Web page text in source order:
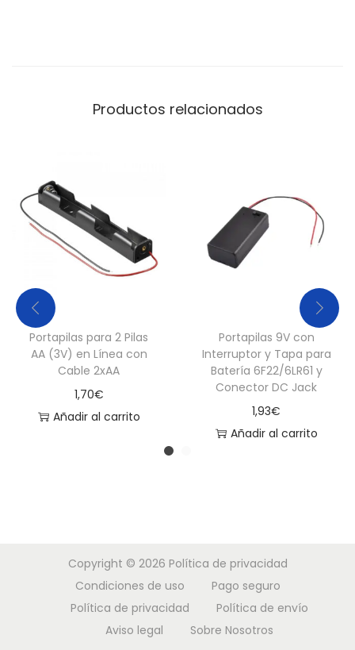
c
a
n
d
a
d
Productos relacionados
Portapilas para 2 Pilas
AA (3V) en Línea con
Cable 2xAA
1,70€
Añadir al carrito
Portapilas 9V con
Interruptor y Tapa para
Batería 6F22/6LR61 y
Conector DC Jack
1,93€
Añadir al carrito
Copyright © 2026 Política de privacidad
Condiciones de uso
Pago seguro
Política de privacidad
Política de envío
Aviso legal
Sobre Nosotros